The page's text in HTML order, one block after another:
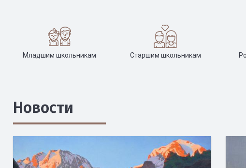
Младшим школьникам Старшим школьникам
Новости